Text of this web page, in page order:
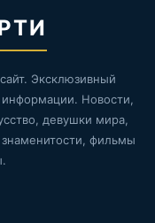
Эксклюзивный
Новости,
девушки мира,
фильмы